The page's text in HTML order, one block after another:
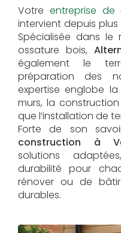
Votre entreprise de
intervient depuis
Spécialisée dans le
ossature bois,
également le
préparation des
expertise englobe
murs, la
que l’installation de
Forte de son
construction à
solutions
durabilité pour
rénover ou de
durables.